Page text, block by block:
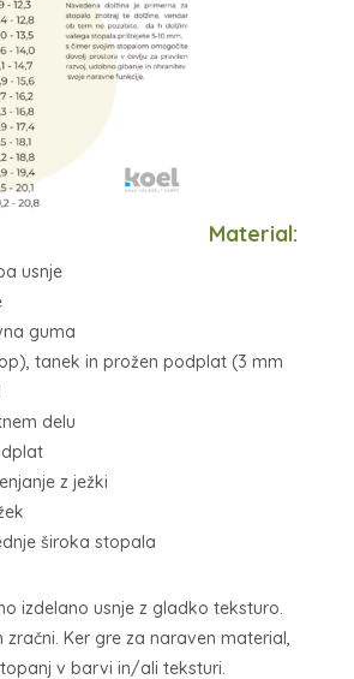
Material:
usnje
guma
tanek in prožen podplat (3 mm
delu
z ježki
široka stopala
izdelano usnje z gladko teksturo.
zračni. Ker gre za naraven material,
v barvi in/ali teksturi.